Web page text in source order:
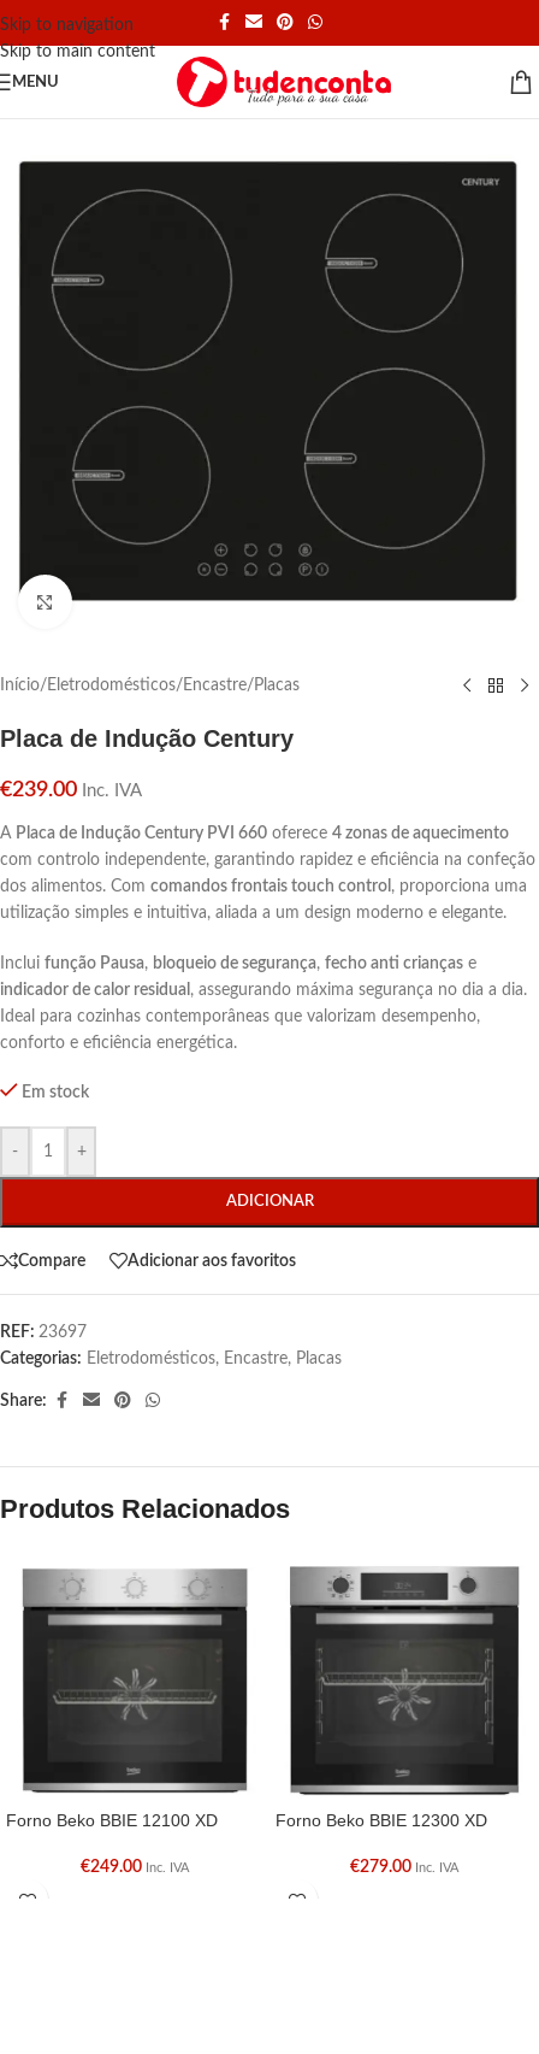
Skip to navigation
Skip to main content
MENU
Click para aumentar
Início/ Eletrodomésticos/ Encastre/ Placas
Placa de Indução Century
€239.00 Inc. IVA
A Placa de Indução Century PVI 660 oferece 4 zonas de aquecimento
com controlo independente, garantindo rapidez e eficiência na confeção
dos alimentos. Com comandos frontais touch control , proporciona uma
utilização simples e intuitiva, aliada a um design moderno e elegante.
Inclui função Pausa, bloqueio de segurança, fecho anti crianças e
indicador de calor residual , assegurando máxima segurança no dia a dia.
Ideal para cozinhas contemporâneas que valorizam desempenho,
conforto e eficiência energética.
Em stock
- +
ADICIONAR
Compare Adicionar aos favoritos
REF: 23697
Categorias: Eletrodomésticos, Encastre, Placas
Share:
Produtos Relacionados
Forno Beko BBIE 12100 XD
€249.00 Inc. IVA
Forno Beko BBIE 12300 XD
€279.00 Inc. IVA